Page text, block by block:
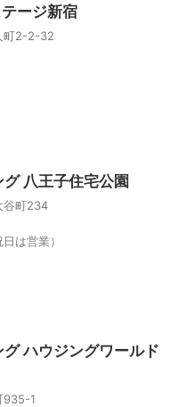
ージ新宿
町2-2-32
八王子住宅公園
谷町234
は営業）
ハウジングワールド
935-1